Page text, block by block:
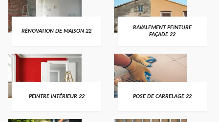
RÉNOVATION DE MAISON 22
RAVALEMENT PEINTURE
FAÇADE 22
PEINTRE INTÉRIEUR 22 POSE DE CARRELAGE 22